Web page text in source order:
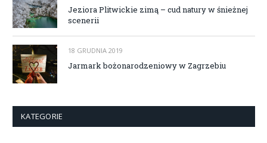
Jeziora Plitwickie zimą – cud natury w śnieżnej
scenerii
18 GRUDNIA 2019
Jarmark bożonarodzeniowy w Zagrzebiu
KATEGORIE